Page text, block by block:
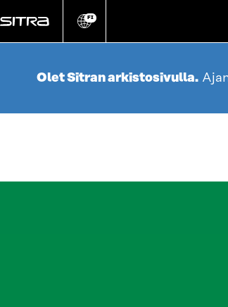
suoraan
Vaihda
kieli
FI
Olet Sitran arkistosivulla.